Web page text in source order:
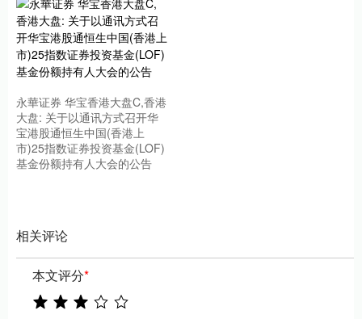
永華证券 华宝香港大盘C,香港
大盘: 关于以通讯方式召开华
宝港股通恒生中国(香港上
市)25指数证券投资基金(LOF)
基金份额持有人大会的公告
相关评论
本文评分*